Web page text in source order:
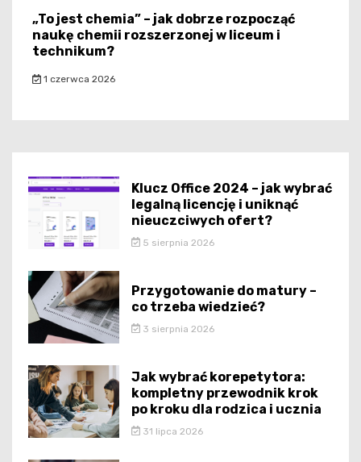
„To jest chemia” – jak dobrze rozpocząć
naukę chemii rozszerzonej w liceum i
technikum?
1 czerwca 2026
Klucz Office 2024 – jak wybrać
legalną licencję i uniknąć
nieuczciwych ofert?
5 sierpnia 2026
Przygotowanie do matury –
co trzeba wiedzieć?
3 sierpnia 2026
Jak wybrać korepetytora:
kompletny przewodnik krok
po kroku dla rodzica i ucznia
31 lipca 2026